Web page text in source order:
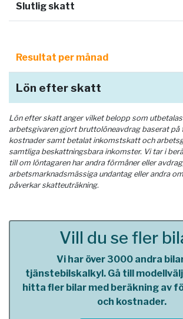
Slutlig skatt
Resultat per månad
Lön efter skatt
Lön efter skatt anger vilket belopp som
arbetsgivaren gjort bruttolöneavdrag baserat på
kostnader samt betalat inkomstskatt och
samtliga beskattningsbara inkomster. Vi tar i
till om löntagaren har andra förmåner eller
arbetsmarknadsmässiga undantag eller andra
påverkar skatteuträkning.
Vill du se fler
Vi har över 3000 andra
tjänstebilskalkyl. Gå till
hitta fler bilar med beräkning av
och kostnader.